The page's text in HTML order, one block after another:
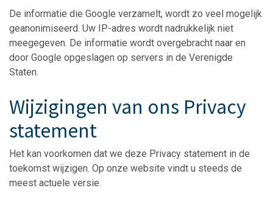
De informatie die Google verzamelt, wordt zo veel mogelijk
geanonimiseerd. Uw IP-adres wordt nadrukkelijk niet
meegegeven. De informatie wordt overgebracht naar en
door Google opgeslagen op servers in de Verenigde
Staten.
Wijzigingen van ons Privacy
statement
Het kan voorkomen dat we deze Privacy statement in de
toekomst wijzigen. Op onze website vindt u steeds de
meest actuele versie.